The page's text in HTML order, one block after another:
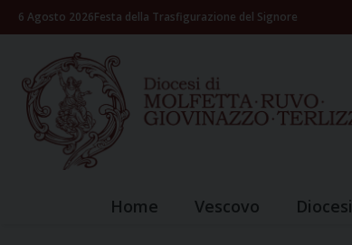
Skip6 Agosto 2026Festa della Trasfigurazione del Signore
Home Vescovo Diocesi